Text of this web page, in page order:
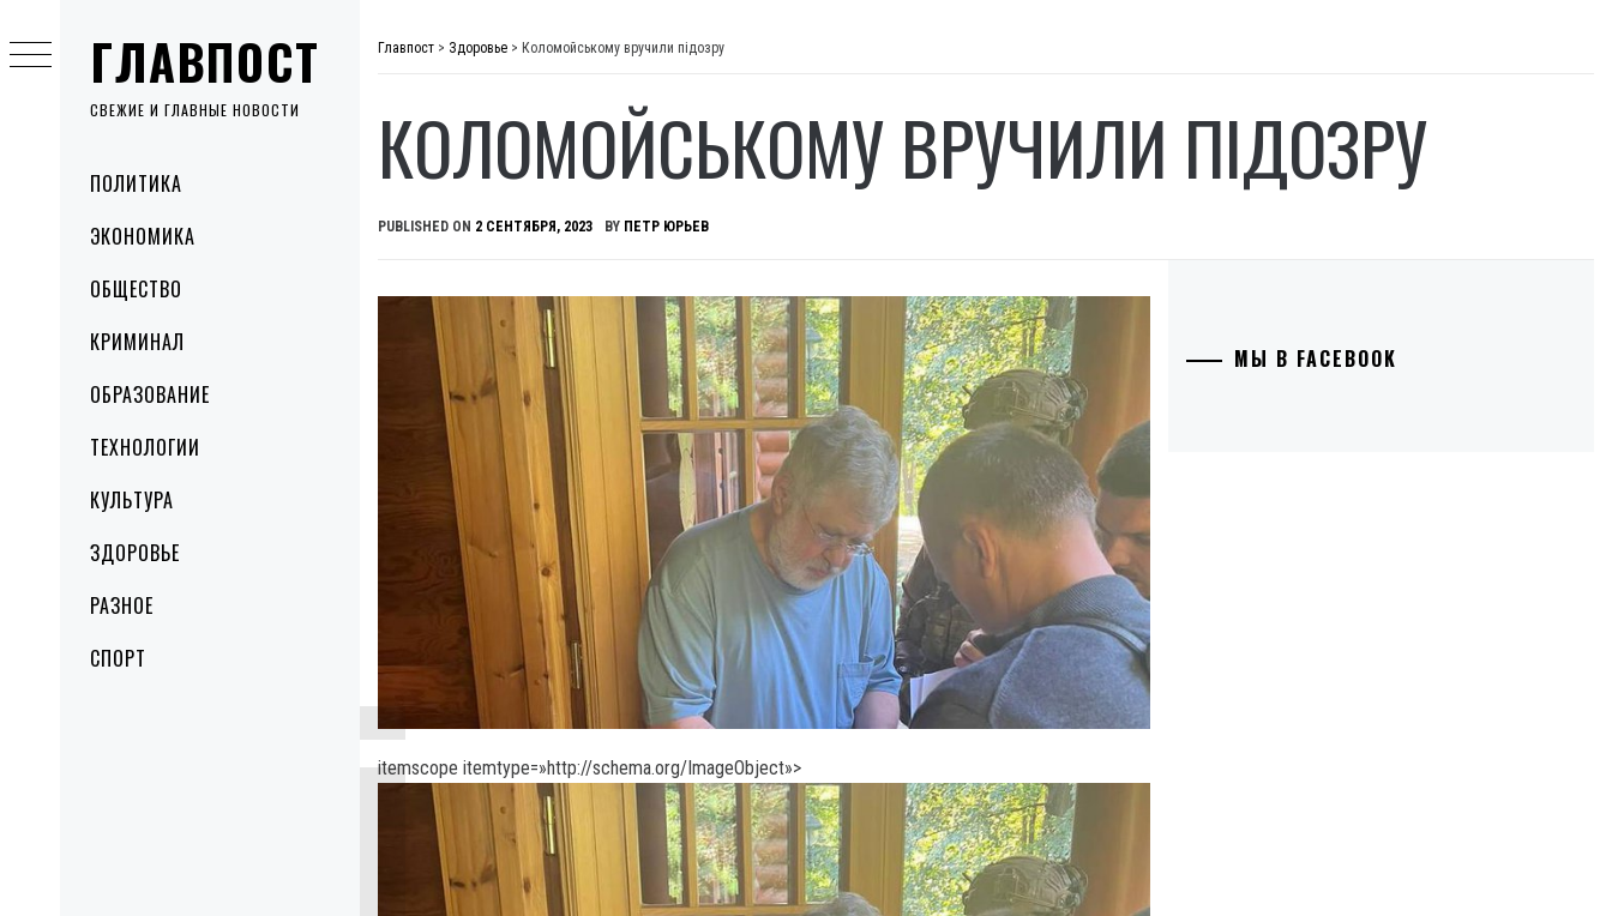
ГЛАВПОСТ
СВЕЖИЕ И ГЛАВНЫЕ НОВОСТИ
MenuПОЛИТИКА
ЭКОНОМИКА
ОБЩЕСТВО
КРИМИНАЛ
ОБРАЗОВАНИЕ
ТЕХНОЛОГИИ
КУЛЬТУРА
ЗДОРОВЬЕ
РАЗНОЕ
СПОРТ
to
content
Главпост > Здоровье > Коломойському вручили підозру
КОЛОМОЙСЬКОМУ ВРУЧИЛИ ПІДОЗРУ
PUBLISHED ON 2 СЕНТЯБРЯ, 2023 BY ПЕТР ЮРЬЕВ
itemscope itemtype=»http://schema.org/ImageObject»>
МЫ В FACEBOOK